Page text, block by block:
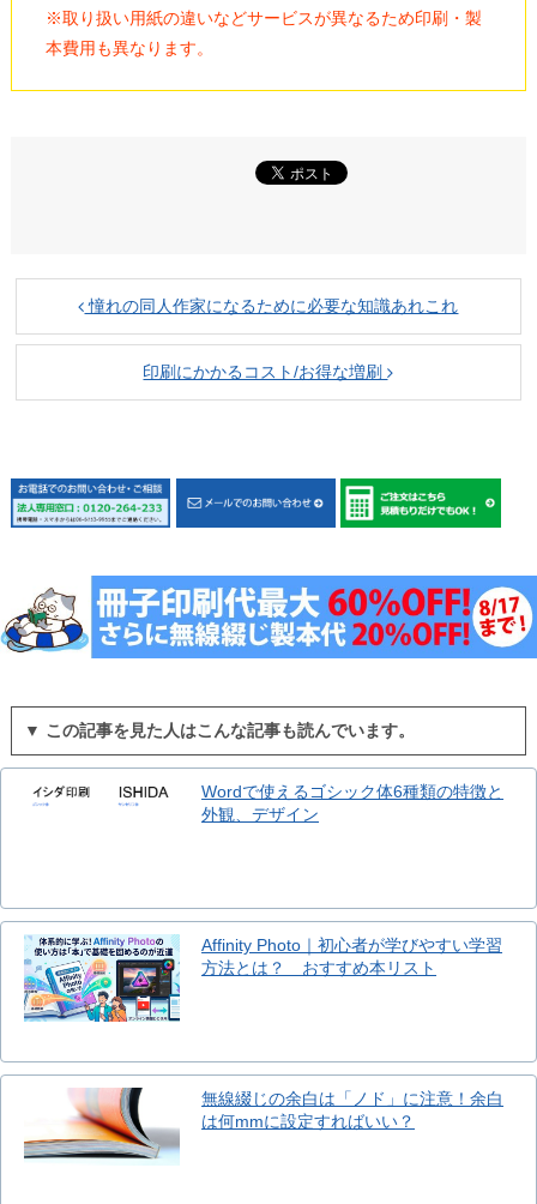
※取り扱い用紙の違いなどサービスが異なるため印刷・製
本費用も異なります。
憧れの同人作家になるために必要な知識あれこれ
印刷にかかるコスト/お得な増刷
▼ この記事を見た人はこんな記事も読んでいます。
Wordで使えるゴシック体6種類の特徴と
外観、デザイン
Affinity Photo｜初心者が学びやすい学習
方法とは？ おすすめ本リスト
無線綴じの余白は「ノド」に注意！余白
は何mmに設定すればいい？